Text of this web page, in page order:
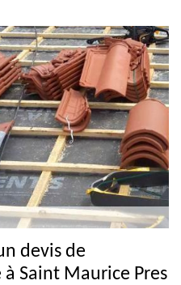
devis de
Saint Maurice Pres